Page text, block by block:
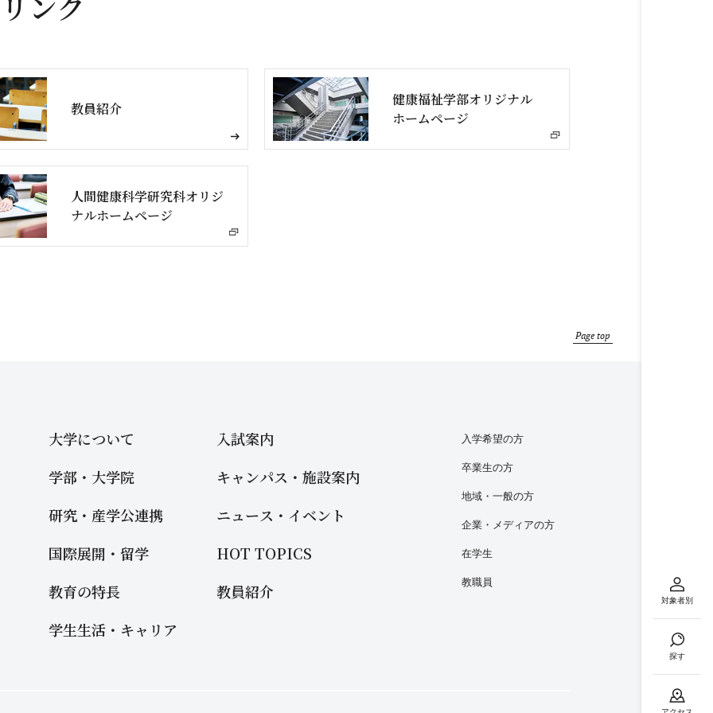
対象者別
探す
教員紹介
健康福祉学部オリジナル
ホームページ
人間健康科学研究科オリジ
ナルホームページ
Page top
大学について
学部・大学院
研究・産学公連携
国際展開・留学
教育の特長
学生生活・キャリア
入試案内
キャンパス・施設案内
ニュース・イベント
HOT TOPICS
教員紹介
入学希望の方
卒業生の方
地域・一般の方
企業・メディアの方
在学生
教職員